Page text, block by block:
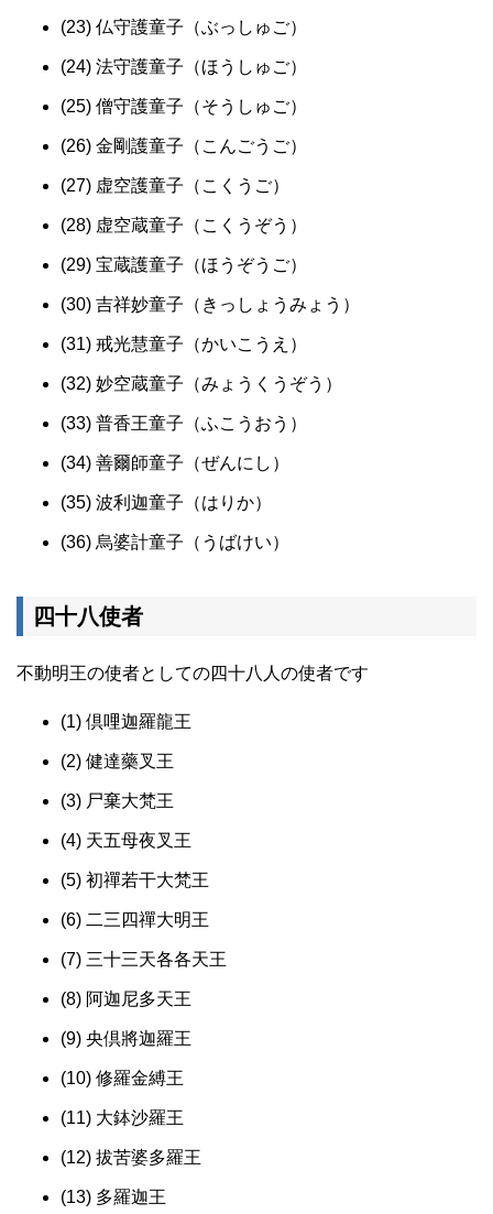
(23) 仏守護童子（ぶっしゅご）
(24) 法守護童子（ほうしゅご）
(25) 僧守護童子（そうしゅご）
(26) 金剛護童子（こんごうご）
(27) 虚空護童子（こくうご）
(28) 虚空蔵童子（こくうぞう）
(29) 宝蔵護童子（ほうぞうご）
(30) 吉祥妙童子（きっしょうみょう）
(31) 戒光慧童子（かいこうえ）
(32) 妙空蔵童子（みょうくうぞう）
(33) 普香王童子（ふこうおう）
(34) 善爾師童子（ぜんにし）
(35) 波利迦童子（はりか）
(36) 烏婆計童子（うばけい）
四十八使者
不動明王の使者としての四十八人の使者です
(1) 倶哩迦羅龍王
(2) 健達藥叉王
(3) 尸棄大梵王
(4) 天五母夜叉王
(5) 初禪若干大梵王
(6) 二三四禪大明王
(7) 三十三天各各天王
(8) 阿迦尼多天王
(9) 央倶將迦羅王
(10) 修羅金縛王
(11) 大鉢沙羅王
(12) 拔苦婆多羅王
(13) 多羅迦王